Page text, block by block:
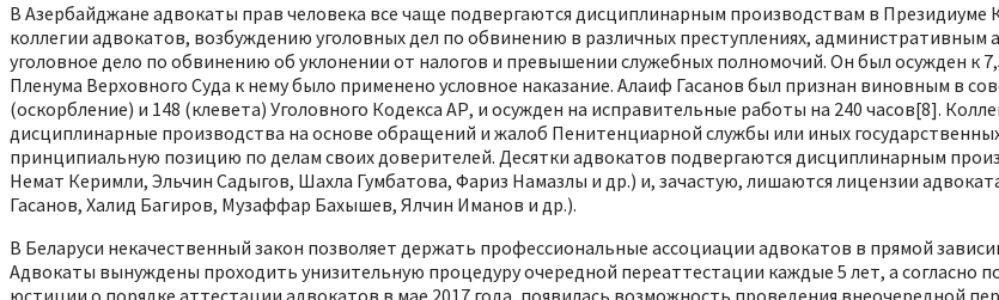
В Азербайджане адвокаты прав человека все чаще подвергаются дисциплинарным производствам в
коллегии адвокатов, возбуждению уголовных дел по обвинению в различных преступлениях,
уголовное дело по обвинению об уклонении от налогов и превышении служебных полномочий. Он был осужден к
Пленума Верховного Суда к нему было применено условное наказание. Алаиф Гасанов был признан виновным в
(оскорбление) и 148 (клевета) Уголовного Кодекса АР, и осужден на исправительные работы на 240 часов[8].
дисциплинарные производства на основе обращений и жалоб Пенитенциарной службы или иных
принципиальную позицию по делам своих доверителей. Десятки адвокатов подвергаются дисциплинарным
Немат Керимли, Эльчин Садыгов, Шахла Гумбатова, Фариз Намазлы и др.) и, зачастую, лишаются лицензии
Гасанов, Халид Багиров, Музаффар Бахышев, Ялчин Иманов и др.).
В Беларуси некачественный закон позволяет держать профессиональные ассоциации адвокатов в прямой
Адвокаты вынуждены проходить унизительную процедуру очередной переаттестации каждые 5 лет, а